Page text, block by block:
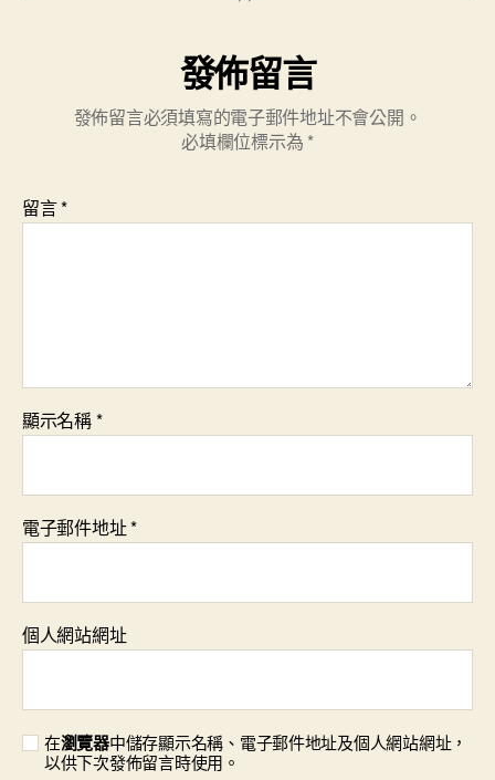
發佈留言
發佈留言必須填寫的電子郵件地址不會公開。
必填欄位標示為 *
留言*
顯示名稱*
電子郵件地址*
個人網站網址
在瀏覽器中儲存顯示名稱、電子郵件地址及個人網站網址，
以供下次發佈留言時使用。